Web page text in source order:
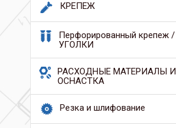
КРЕПЕЖ
Перфорированный крепеж /
УГОЛКИ
РАСХОДНЫЕ МАТЕРИАЛЫ И
ОСНАСТКА
Резка и шлифование